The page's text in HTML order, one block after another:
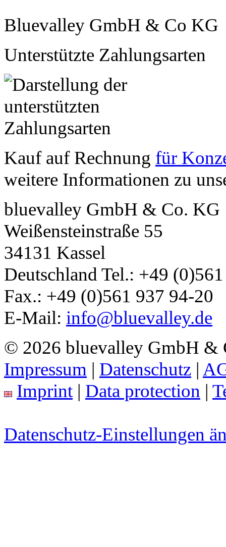
Bluevalley GmbH & Co KG
Unterstützte Zahlungsarten
Kauf auf Rechnung für
weitere Informationen zu
bluevalley GmbH & Co. KG
Weißensteinstraße 55
34131 Kassel
Deutschland Tel.: +49
Fax.: +49 (0)561 937 94-20
E-Mail: info@bluevalley.de
© 2026 bluevalley GmbH &
Impressum | Datenschutz |
Imprint | Data protection |
Datenschutz-Einstellungen